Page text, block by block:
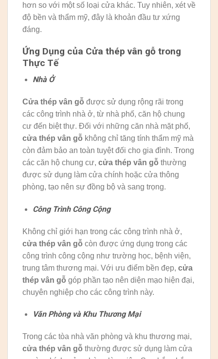
hơn so với một số loại cửa khác. Tuy nhiên, xét về
độ bền và thẩm mỹ, đây là khoản đầu tư xứng
đáng.
Ứng Dụng của Cửa thép vân gỗ trong
Thực Tế
Nhà Ở
Cửa thép vân gỗ được sử dụng rộng rãi trong
các công trình nhà ở, từ nhà phố, căn hộ chung
cư đến biệt thự. Đối với những căn nhà mặt phố,
cửa thép vân gỗ không chỉ tăng tính thẩm mỹ mà
còn đảm bảo an toàn tuyệt đối cho gia đình. Trong
các căn hộ chung cư, cửa thép vân gỗ thường
được sử dụng làm cửa chính hoặc cửa thông
phòng, tạo nên sự đồng bộ và sang trọng.
Công Trình Công Cộng
Không chỉ giới hạn trong các công trình nhà ở,
cửa thép vân gỗ còn được ứng dụng trong các
công trình công cộng như trường học, bệnh viện,
trung tâm thương mại. Với ưu điểm bền đẹp, cửa
thép vân gỗ góp phần tạo nên diện mạo hiện đại,
chuyên nghiệp cho các công trình này.
Văn Phòng và Khu Thương Mại
Trong các tòa nhà văn phòng và khu thương mại,
cửa thép vân gỗ thường được sử dụng làm cửa